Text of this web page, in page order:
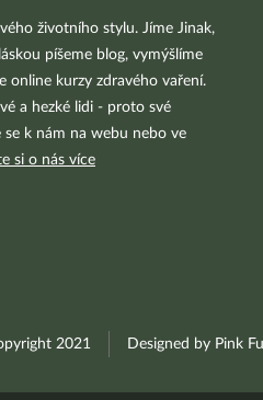
životního stylu. Jíme Jinak,
píšeme blog, vymýšlíme
online kurzy zdravého vaření.
a hezké lidi - proto své
k nám na webu nebo ve
si o nás více
2021 Designed by Pink